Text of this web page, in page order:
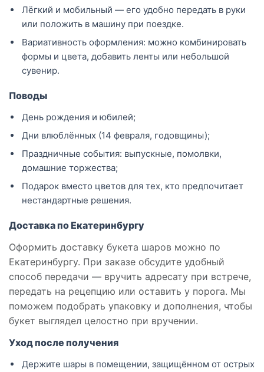
Лёгкий и мобильный — его удобно передать в руки
или положить в машину при поездке.
Вариативность оформления: можно комбинировать
формы и цвета, добавить ленты или небольшой
сувенир.
Поводы
День рождения и юбилей;
Дни влюблённых (14 февраля, годовщины);
Праздничные события: выпускные, помолвки,
домашние торжества;
Подарок вместо цветов для тех, кто предпочитает
нестандартные решения.
Доставка по Екатеринбургу
Оформить доставку букета шаров можно по
Екатеринбургу. При заказе обсудите удобный
способ передачи — вручить адресату при встрече,
передать на рецепцию или оставить у порога. Мы
поможем подобрать упаковку и дополнения, чтобы
букет выглядел целостно при вручении.
Уход после получения
Держите шары в помещении, защищённом от острых